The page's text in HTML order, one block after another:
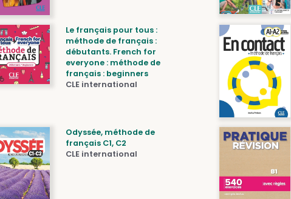
Le français pour tous :
méthode de français :
débutants. French for
everyone : méthode de
français : beginners
CLE international
Odyssée, méthode de
français C1, C2
CLE international